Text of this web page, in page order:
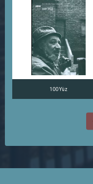
100 Yüz